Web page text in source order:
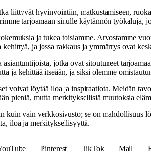
liittyvät hyvinvointiin, matkustamiseen,
tarjoamaan sinulle käytännön työkaluja,
ja tukea toisiamme. Arvostamme
ja jossa rakkaus ja ymmärrys ovat
jotka ovat sitoutuneet
ja kehittää itseään, ja siksi olemme
voivat löytää iloa ja inspiraatiota. Meidän
pieniä, mutta merkityksellisiä muutoksia
vain verkkosivusto; se on mahdollisuus
iloa ja merkityksellisyyttä.
Pinterest TikTok Mail